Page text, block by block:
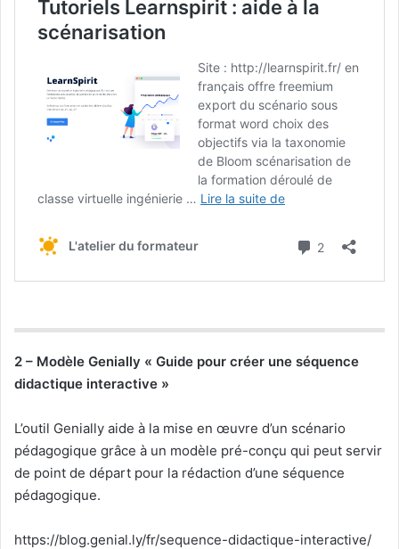
2 – Modèle Genially « Guide pour créer une séquence
didactique interactive »
L’outil Genially aide à la mise en œuvre d’un scénario
pédagogique grâce à un modèle pré-conçu qui peut servir
de point de départ pour la rédaction d’une séquence
pédagogique.
https://blog.genial.ly/fr/sequence-didactique-interactive/